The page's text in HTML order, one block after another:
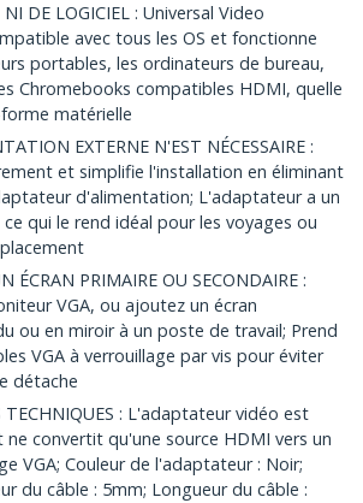
NI DE LOGICIEL : Universal Video
avec tous les OS et fonctionne
portables, les ordinateurs de bureau,
Chromebooks compatibles HDMI, quelle
matérielle
EXTERNE N'EST NÉCESSAIRE :
et simplifie l'installation en éliminant
d'alimentation; L'adaptateur a un
qui le rend idéal pour les voyages ou
ÉCRAN PRIMAIRE OU SECONDAIRE :
VGA, ou ajoutez un écran
ou en miroir à un poste de travail; Prend
VGA à verrouillage par vis pour éviter
détache
TECHNIQUES : L'adaptateur vidéo est
convertit qu'une source HDMI vers un
VGA; Couleur de l'adaptateur : Noir;
du câble : 5mm; Longueur du câble :